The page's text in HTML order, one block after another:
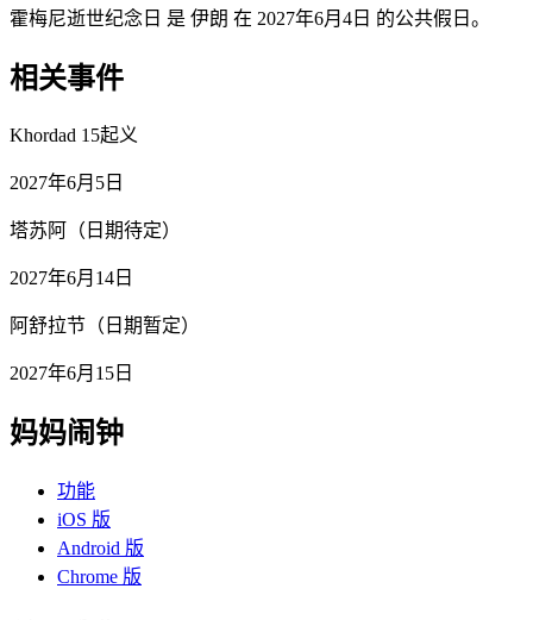
霍梅尼逝世纪念日 是 伊朗 在 2027年6月4日 的公共假日。
相关事件
Khordad 15起义
2027年6月5日
塔苏阿（日期待定）
2027年6月14日
阿舒拉节（日期暂定）
2027年6月15日
妈妈闹钟
功能
iOS 版
Android 版
Chrome 版